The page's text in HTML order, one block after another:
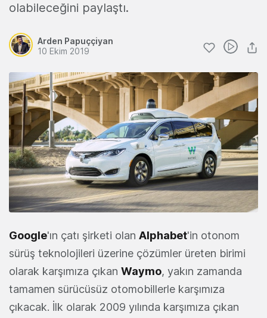
olabileceğini paylaştı.
Arden Papuççiyan
10 Ekim 2019
Google'ın çatı şirketi olan Alphabet'in otonom
sürüş teknolojileri üzerine çözümler üreten birimi
olarak karşımıza çıkan Waymo, yakın zamanda
tamamen sürücüsüz otomobillerle karşımıza
çıkacak. İlk olarak 2009 yılında karşımıza çıkan